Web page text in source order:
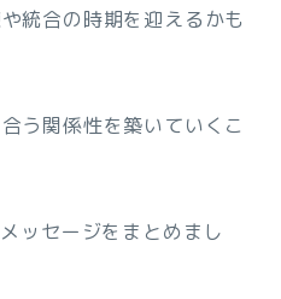
統合の時期を迎えるかも
う関係性を築いていくこ
ッセージをまとめまし